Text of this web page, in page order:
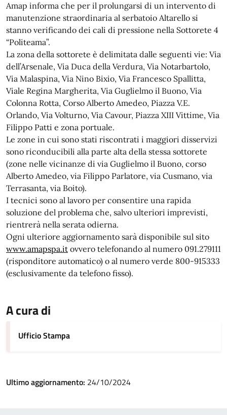
Amap informa che per il prolungarsi di un intervento di
manutenzione straordinaria al serbatoio Altarello si
stanno verificando dei cali di pressione nella Sottorete 4
“Politeama”.
La zona della sottorete è delimitata dalle seguenti vie: Via
dell’Arsenale, Via Duca della Verdura, Via Notarbartolo,
Via Malaspina, Via Nino Bixio, Via Francesco Spallitta,
Viale Regina Margherita, Via Guglielmo il Buono, Via
Colonna Rotta, Corso Alberto Amedeo, Piazza V.E.
Orlando, Via Volturno, Via Cavour, Piazza XIII Vittime, Via
Filippo Patti e zona portuale.
Le zone in cui sono stati riscontrati i maggiori disservizi
sono riconducibili alla parte alta della stessa sottorete
(zone nelle vicinanze di via Guglielmo il Buono, corso
Alberto Amedeo, via Filippo Parlatore, via Cusmano, via
Terrasanta, via Boito).
I tecnici sono al lavoro per consentire una rapida
soluzione del problema che, salvo ulteriori imprevisti,
rientrerà nella serata odierna.
Ogni ulteriore aggiornamento sarà disponibile sul sito
www.amapspa.it ovvero telefonando al numero 091.279111
(risponditore automatico) o al numero verde 800-915333
(esclusivamente da telefono fisso).
A cura di
Ufficio Stampa
Ultimo aggiornamento: 24/10/2024